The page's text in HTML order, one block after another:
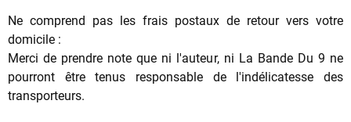
Ne comprend pas les frais postaux de retour vers votre
domicile :
Merci de prendre note que ni l'auteur, ni La Bande Du 9 ne
pourront être tenus responsable de l'indélicatesse des
transporteurs.